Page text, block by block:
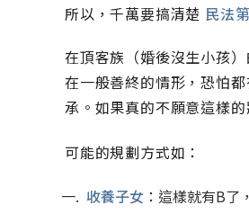
所以，千萬要搞清楚 民法
在頂客族（婚後沒生小孩
在一般善終的情形，恐怕
承。如果真的不願意這樣
可能的規劃方式如：
收養子女 ：這樣就有B